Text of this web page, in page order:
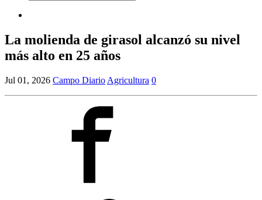
for:
La molienda de girasol alcanzó su nivel
más alto en 25 años
Jul 01, 2026 Campo Diario Agricultura 0